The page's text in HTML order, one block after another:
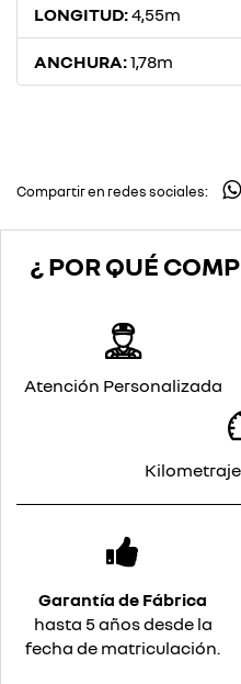
LONGITUD:4,55m
ANCHURA:1,78m
Compartir en redes sociales:
¿ POR QUÉ
Atención Personalizada
Garantía de Fábrica
hasta 5 años desde la
fecha de matriculación.